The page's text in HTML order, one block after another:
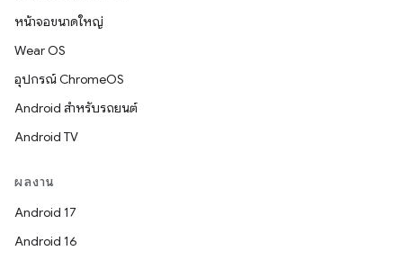
หน้าจอขนาดใหญ่
Wear OS
อุปกรณ์ ChromeOS
Android สำหรับรถยนต์
Android TV
ผลงาน
Android 17
Android 16